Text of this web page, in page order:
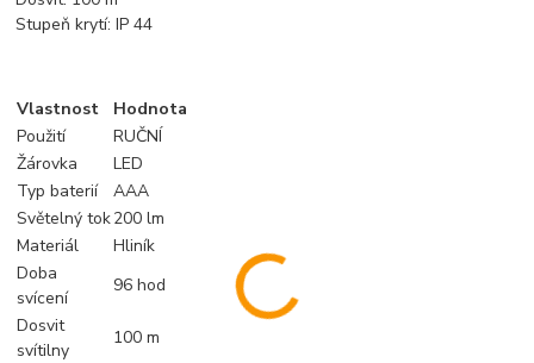
Stupeň krytí: IP 44
Vlastnost
Hodnota
Použití
RUČNÍ
Žárovka
LED
Typ baterií
AAA
Světelný tok200 lm
Materiál
Hliník
Doba
svícení
96 hod
Dosvit
svítilny
100 m